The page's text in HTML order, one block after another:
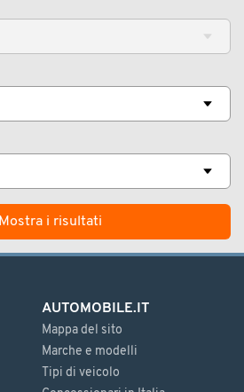
Mostra i risultati
AUTOMOBILE.IT
Mappa del sito
Marche e modelli
Tipi di veicolo